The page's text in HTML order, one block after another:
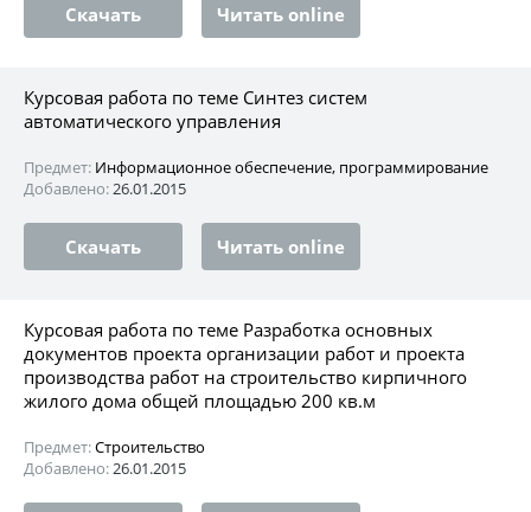
Скачать Читать online
Курсовая работа по теме Синтез систем
автоматического управления
Предмет: Информационное обеспечение, программирование
Добавлено:26.01.2015
Скачать Читать online
Курсовая работа по теме Разработка основных
документов проекта организации работ и проекта
производства работ на строительство кирпичного
жилого дома общей площадью 200 кв.м
Предмет:Строительство
Добавлено:26.01.2015